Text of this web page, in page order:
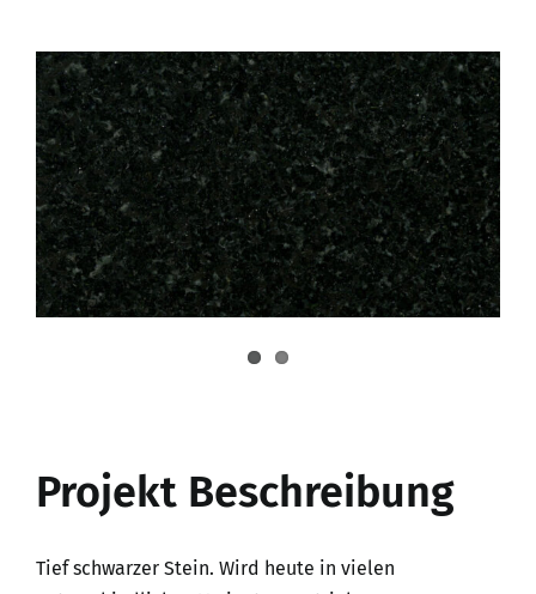
Zeige
grösseres
Bild
Projekt Beschreibung
Tief schwarzer Stein. Wird heute in vielen